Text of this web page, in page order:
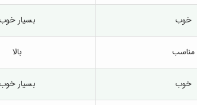
خوب بسیار خوب
مناسب بالا
خوب بسیار خوب